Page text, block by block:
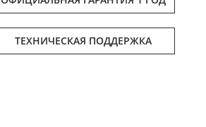
ТЕХНИЧЕСКАЯ ПОДДЕРЖКА